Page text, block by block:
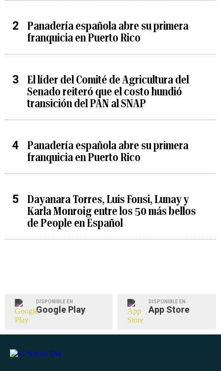
Panadería española abre su primera
franquicia en Puerto Rico
El líder del Comité de Agricultura del
Senado reiteró que el costo hundió
transición del PAN al SNAP
Panadería española abre su primera
franquicia en Puerto Rico
Dayanara Torres, Luis Fonsi, Lunay y
Karla Monroig entre los 50 más bellos
de People en Español
DISPONIBLE EN
Google Play
DISPONIBLE EN
App Store